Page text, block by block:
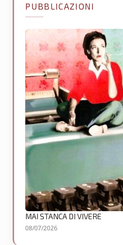
PUBBLICAZIONI
MAI STANCA DI VIVERE
08/07/2026